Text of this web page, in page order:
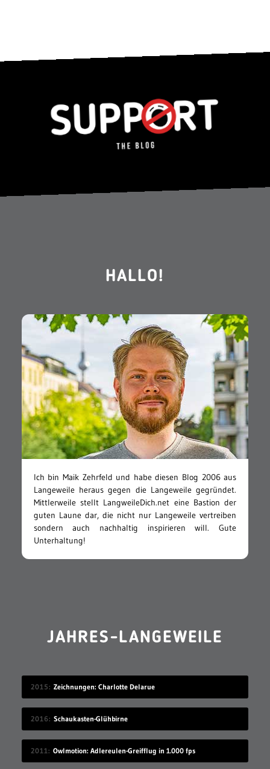
HALLO!
Ich bin Maik Zehrfeld und habe diesen Blog 2006 aus
Langeweile heraus gegen die Langeweile gegründet.
Mittlerweile stellt LangweileDich.net eine Bastion der
guten Laune dar, die nicht nur Langeweile vertreiben
sondern auch nachhaltig inspirieren will. Gute
Unterhaltung!
JAHRES-LANGEWEILE
2015 Zeichnungen: Charlotte Delarue
2016 Schaukasten-Glühbirne
2011 Owlmotion: Adlereulen-Greifflug in 1.000 fps